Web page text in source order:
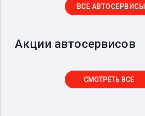
ВСЕ АВТОСЕРВИСЫ
Акции автосервисов
СМОТРЕТЬ ВСЕ